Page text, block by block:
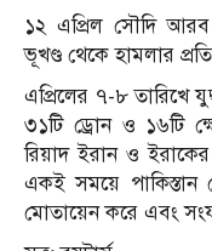
১২ এপ্রিল সৌদি আরব
ভূখণ্ড থেকে হামলার
এপ্রিলের ৭-৮ তারিখে
৩১টি ড্রোন ও ১৬টি
রিয়াদ ইরান ও ইরাকের
একই সময়ে পাকিস্তান
মোতায়েন করে এবং